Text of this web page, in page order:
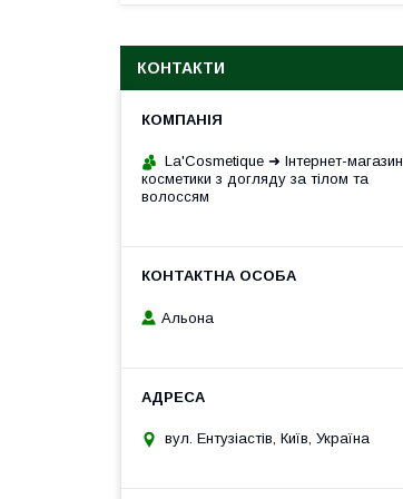
КОНТАКТИ
La'Cosmetique ➜ Інтернет-магазин
косметики з догляду за тілом та
волоссям
Альона
вул. Ентузіастів, Київ, Україна